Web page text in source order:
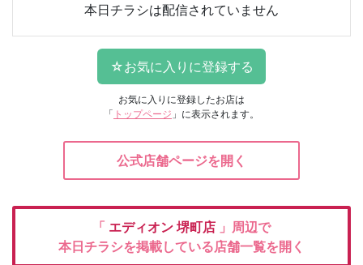
本日チラシは配信されていません
お気に入りに登録したお店は
「 トップページ 」に表示されます。
公式店舗ページを開く
「 エディオン 堺町店 」周辺で
本日チラシを掲載している店舗一覧を開く